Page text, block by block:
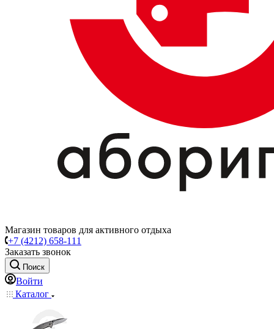
Магазин товаров для активного отдыха
+7 (4212) 658-111
Заказать звонок
Поиск
Войти
Каталог